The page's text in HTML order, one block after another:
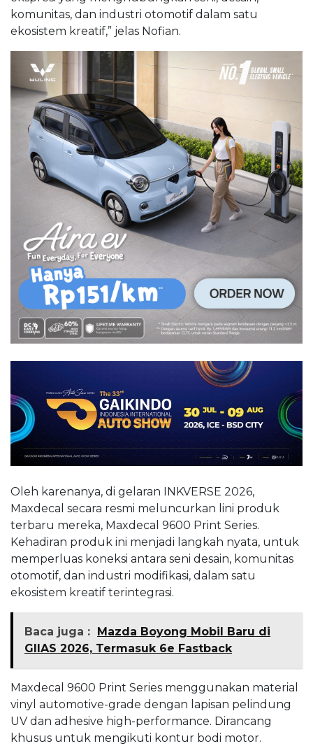
komunitas, dan industri otomotif dalam satu
ekosistem kreatif,” jelas Nofian.
Oleh karenanya, di gelaran INKVERSE 2026,
Maxdecal secara resmi meluncurkan lini produk
terbaru mereka, Maxdecal 9600 Print Series.
Kehadiran produk ini menjadi langkah nyata, untuk
memperluas koneksi antara seni desain, komunitas
otomotif, dan industri modifikasi, dalam satu
ekosistem kreatif terintegrasi.
Baca juga :
Mazda Boyong Mobil Baru di
GIIAS 2026, Termasuk 6e Fastback
Maxdecal 9600 Print Series menggunakan material
vinyl automotive-grade dengan lapisan pelindung
UV dan adhesive high-performance. Dirancang
khusus untuk mengikuti kontur bodi motor.